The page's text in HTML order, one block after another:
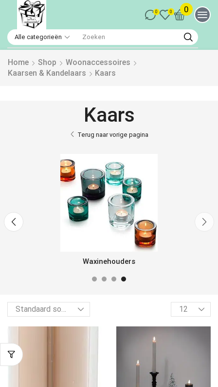
0 0 0
Home Shop
Woonaccessoires
Kaarsen & Kandelaars
Kaars
Kaars
Terug naar vorige pagina
Waxinehouders